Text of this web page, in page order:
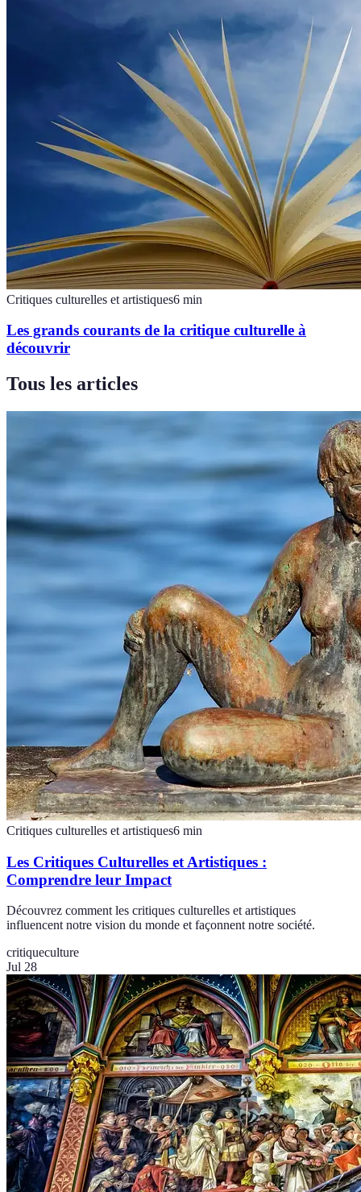
Critiques culturelles et artistiques6 min
Les grands courants de la critique culturelle à
découvrir
Tous les articles
Critiques culturelles et artistiques6 min
Les Critiques Culturelles et Artistiques :
Comprendre leur Impact
Découvrez comment les critiques culturelles et artistiques
influencent notre vision du monde et façonnent notre société.
critiqueculture
Jul 28